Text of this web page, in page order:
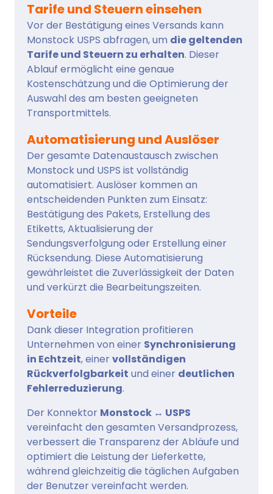
Tarife und Steuern einsehen
Vor der Bestätigung eines Versands kann
Monstock USPS abfragen, um die geltenden
Tarife und Steuern zu erhalten. Dieser
Ablauf ermöglicht eine genaue
Kostenschätzung und die Optimierung der
Auswahl des am besten geeigneten
Transportmittels.
Automatisierung und Auslöser
Der gesamte Datenaustausch zwischen
Monstock und USPS ist vollständig
automatisiert. Auslöser kommen an
entscheidenden Punkten zum Einsatz:
Bestätigung des Pakets, Erstellung des
Etiketts, Aktualisierung der
Sendungsverfolgung oder Erstellung einer
Rücksendung. Diese Automatisierung
gewährleistet die Zuverlässigkeit der Daten
und verkürzt die Bearbeitungszeiten.
Vorteile
Dank dieser Integration profitieren
Unternehmen von einer Synchronisierung
in Echtzeit, einervollständigen
Rückverfolgbarkeit und einer deutlichen
Fehlerreduzierung.
Der Konnektor Monstock ↔ USPS
vereinfacht den gesamten Versandprozess,
verbessert die Transparenz der Abläufe und
optimiert die Leistung der Lieferkette,
während gleichzeitig die täglichen Aufgaben
der Benutzer vereinfacht werden.